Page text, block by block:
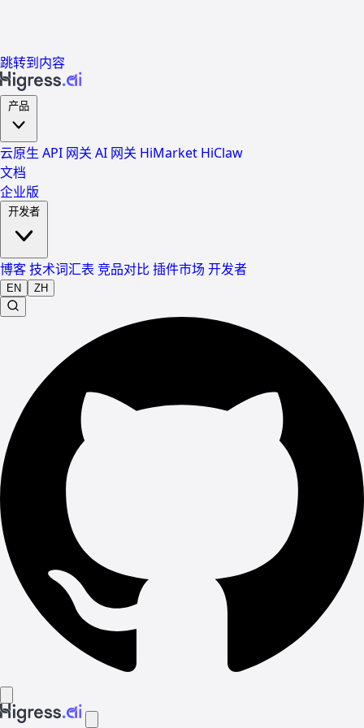
跳转到内容
云原生 API 网关 AI 网关 HiMarket HiClaw
文档
企业版
博客技术词汇表 竞品对比 插件市场 开发者
EN ZH